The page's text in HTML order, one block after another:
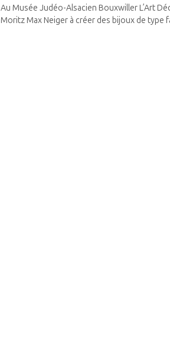
Au Musée Judéo-Alsacien Bouxwiller L’Art
Moritz Max Neiger à créer des bijoux de type